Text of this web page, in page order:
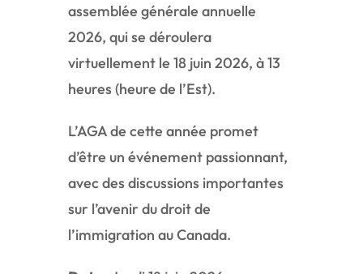
assemblée générale annuelle
2026, qui se déroulera
virtuellement le 18 juin 2026, à 13
heures (heure de l’Est).
L’AGA de cette année promet
d’être un événement passionnant,
avec des discussions importantes
sur l’avenir du droit de
l’immigration au Canada.